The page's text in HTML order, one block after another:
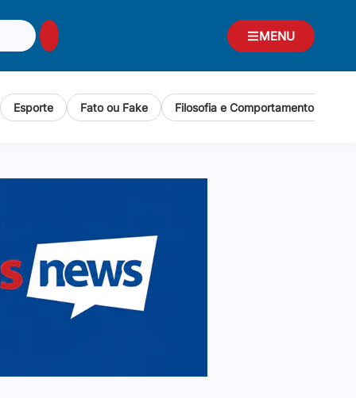
MENU
Esporte Fato ou Fake Filosofia e Comportamento